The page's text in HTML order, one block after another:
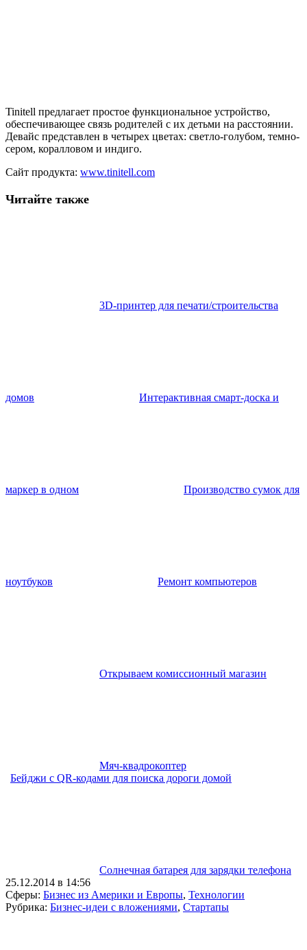
Tinitell предлагает простое функциональное устройство,
обеспечивающее связь родителей с их детьми на расстоянии.
Девайс представлен в четырех цветах: светло-голубом, темно-
сером, коралловом и индиго.
Сайт продукта: www.tinitell.com
Читайте также
3D-принтер для печати/строительства
домов Интерактивная смарт-доска и
маркер в одном Производство сумок для
ноутбуков Ремонт компьютеров
Открываем комиссионный магазин
Мяч-квадрокоптер
Бейджи с QR-кодами для поиска дороги домой
Солнечная батарея для зарядки телефона
25.12.2014 в 14:56
Сферы: Бизнес из Америки и Европы, Технологии
Рубрика: Бизнес-идеи с вложениями, Стартапы